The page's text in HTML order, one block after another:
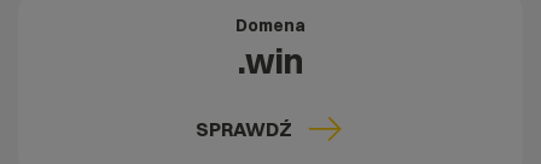
Domena
.win
SPRAWDŹ